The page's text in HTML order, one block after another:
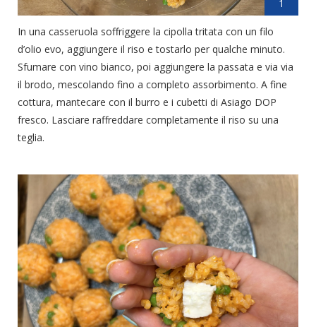
1
In una casseruola soffriggere la cipolla tritata con un filo
d’olio evo, aggiungere il riso e tostarlo per qualche minuto.
Sfumare con vino bianco, poi aggiungere la passata e via via
il brodo, mescolando fino a completo assorbimento. A fine
cottura, mantecare con il burro e i cubetti di Asiago DOP
fresco. Lasciare raffreddare completamente il riso su una
teglia.